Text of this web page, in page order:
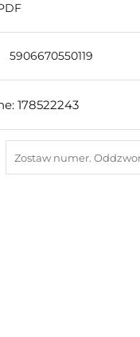
5906670550119
178522243